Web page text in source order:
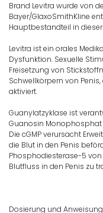
Brand Levitra wurde von
Bayer/GlaxoSmithKline
Hauptbestandteil in
Levitra ist ein orales
Dysfunktion. Sexuelle
Freisetzung von
Schwellkörpern von
aktiviert.
Guanylatzyklase ist
Guanosin Monophosphat
Die cGMP verursacht
die Blut in den Penis
Phosphodiesterase-5 von
Blutfluss in den Penis zu
Dosierung und Anweisung